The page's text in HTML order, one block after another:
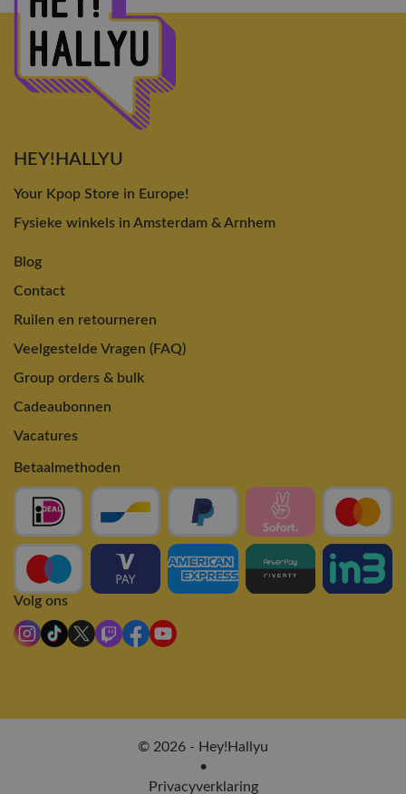
HEY!HALLYU
Your Kpop Store in Europe!
Fysieke winkels in Amsterdam & Arnhem
Blog
Contact
Ruilen en retourneren
Veelgestelde Vragen (FAQ)
Group orders & bulk
Cadeaubonnen
Vacatures
Betaalmethoden
Volg ons
© 2026 - Hey!Hallyu
•
Privacyverklaring